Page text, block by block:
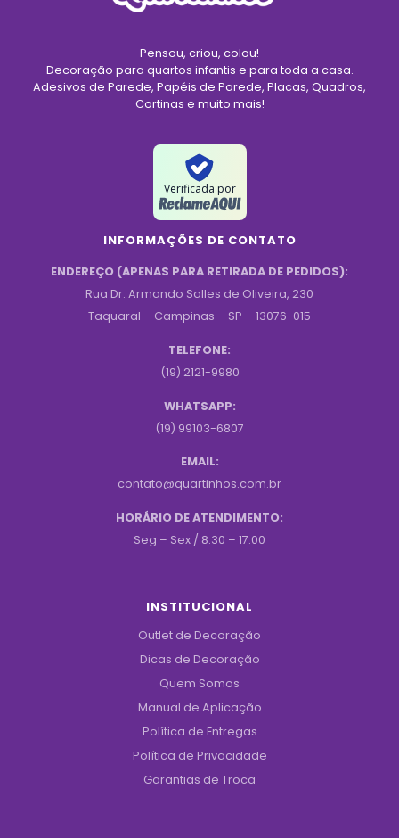
Pensou, criou, colou!
Decoração para quartos infantis e para toda a casa.
Adesivos de Parede, Papéis de Parede, Placas, Quadros,
Cortinas e muito mais!
Verificada por
INFORMAÇÕES DE CONTATO
ENDEREÇO (APENAS PARA RETIRADA DE PEDIDOS):
Rua Dr. Armando Salles de Oliveira, 230
Taquaral – Campinas – SP – 13076-015
TELEFONE:
(19) 2121-9980
WHATSAPP:
(19) 99103-6807
EMAIL:
contato@quartinhos.com.br
HORÁRIO DE ATENDIMENTO:
Seg – Sex / 8:30 – 17:00
INSTITUCIONAL
Outlet de Decoração
Dicas de Decoração
Quem Somos
Manual de Aplicação
Política de Entregas
Política de Privacidade
Garantias de Troca